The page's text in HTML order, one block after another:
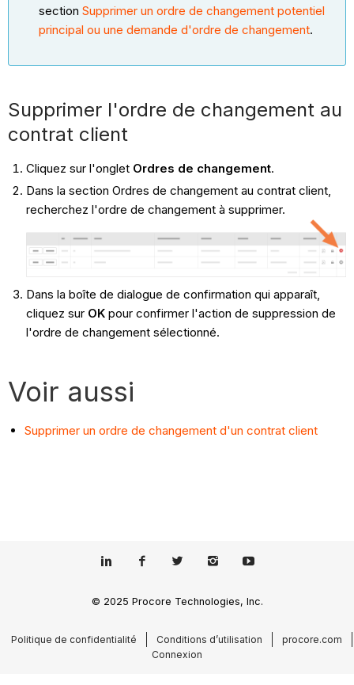
sectionSupprimer un ordre de changement potentiel
principal ou une demande d'ordre de changement.
Supprimer l'ordre de changement au
contrat client
Cliquez sur l'onglet Ordres de changement.
Dans la section Ordres de changement au contrat client,
recherchez l'ordre de changement à supprimer.
Dans la boîte de dialogue de confirmation qui apparaît,
cliquez sur OKpour confirmer l'action de suppression de
l'ordre de changement sélectionné.
Voir aussi
Supprimer un ordre de changement d'un contrat client
© 2025 Procore Technologies, Inc.
Politique de confidentialité Conditions d’utilisation
procore.com
Connexion